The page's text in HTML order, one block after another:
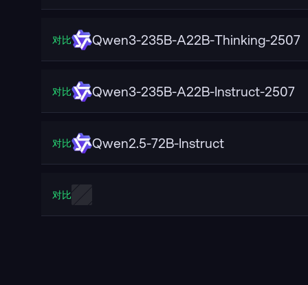
对比 Qwen3-235B-A22B-Thinking-2507
对比 Qwen3-235B-A22B-Instruct-2507
对比 Qwen2.5-72B-Instruct
对比